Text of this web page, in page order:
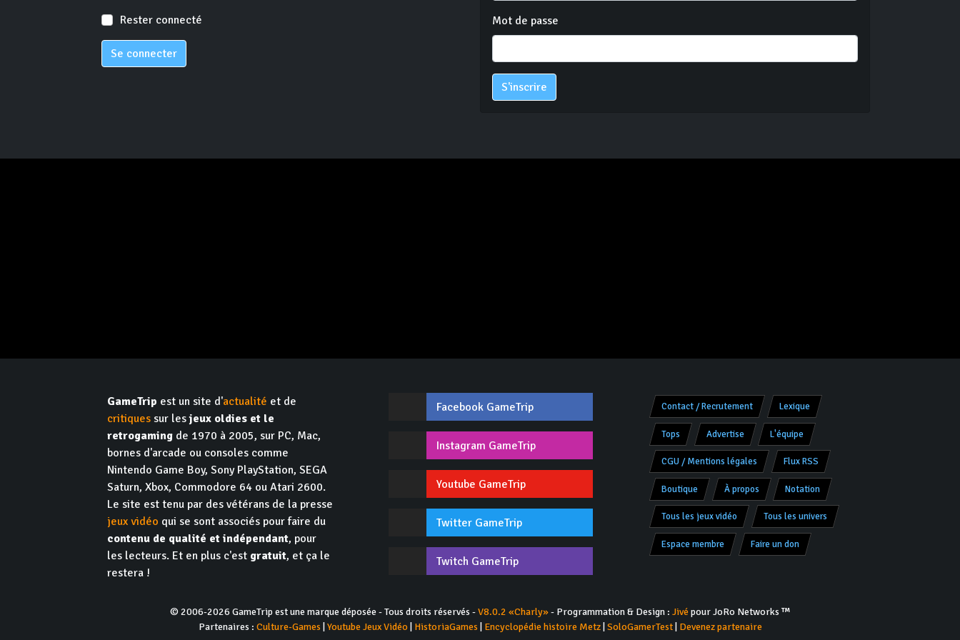
Rester connecté
Se connecter
Mot de passe
S'inscrire
GameTrip est un site d'actualité et de
critiques sur lesjeux oldies et le
retrogaming de 1970 à 2005, sur PC, Mac,
bornes d'arcade ou consoles comme
Nintendo Game Boy, Sony PlayStation, SEGA
Saturn, Xbox, Commodore 64 ou Atari 2600.
Le site est tenu par des vétérans de la presse
jeux vidéo qui se sont associés pour faire du
contenu de qualité et indépendant, pour
les lecteurs. Et en plus c'est gratuit, et ça le
restera !
Facebook GameTrip
Instagram GameTrip
Youtube GameTrip
Twitter GameTrip
Twitch GameTrip
Contact / Recrutement Lexique
Tops Advertise L'équipe
CGU / Mentions légales Flux RSS
Boutique À propos Notation
Tous les jeux vidéo Tous les univers
Espace membre Faire un don
© 2006-2026 GameTrip est une marque déposée - Tous droits réservés -V8.0.2 «Charly»- Programmation & Design : Jivépour JoRo Networks ™
Partenaires : Culture-Games Youtube Jeux Vidéo| HistoriaGames Encyclopédie histoire Metz| SoloGamerTest| Devenez partenaire